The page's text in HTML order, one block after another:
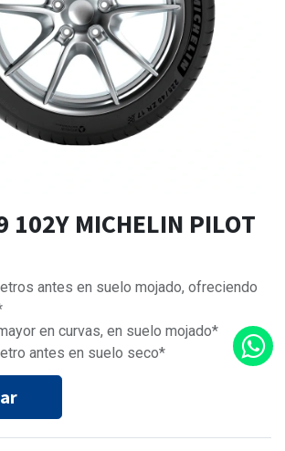
102Y MICHELIN PILOT
antes en suelo mojado, ofreciendo
en curvas, en suelo mojado*
antes en suelo seco*